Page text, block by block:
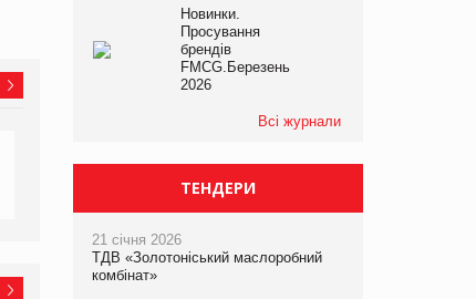
Новинки.
Просування
брендів
FMCG.Березень
2026
Всі журнали
ТЕНДЕРИ
21 січня 2026
ТДВ «Золотоніський маслоробний
комбінат»